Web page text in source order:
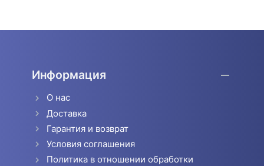
Информация
О нас
Доставка
Гарантия и возврат
Условия соглашения
Политика в отношении обработки